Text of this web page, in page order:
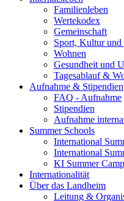
Familienleben
Wertekodex
Gemeinschaft
Sport, Kultur und
Wohnen
Gesundheit und
Tagesablauf &
Aufnahme & Stipendien
FAQ - Aufnahme
Stipendien
Aufnahme
Summer Schools
International
International
KI Summer
Internationalität
Über das Landheim
Leitung &